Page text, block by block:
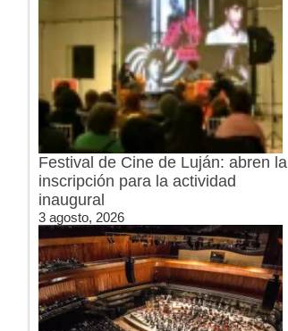
Festival de Cine de Luján: abren la
inscripción para la actividad
inaugural
3 agosto, 2026